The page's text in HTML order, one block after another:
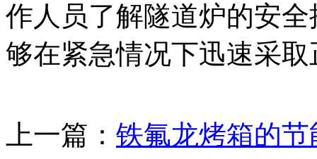
作人员了解隧道炉的安
够在紧急情况下迅速采
上一篇： 铁氟龙烤箱的